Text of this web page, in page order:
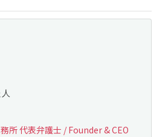
所 代表弁護士 / Founder & CEO